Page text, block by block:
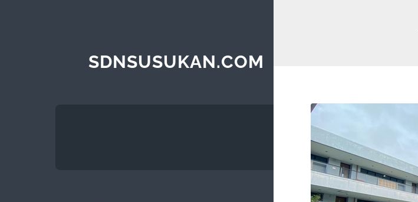
SDNSUSUKAN.COM